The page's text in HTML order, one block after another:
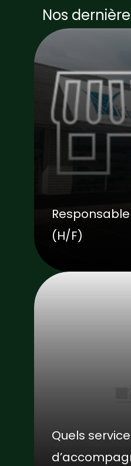
Nos
(H/F)
Quels